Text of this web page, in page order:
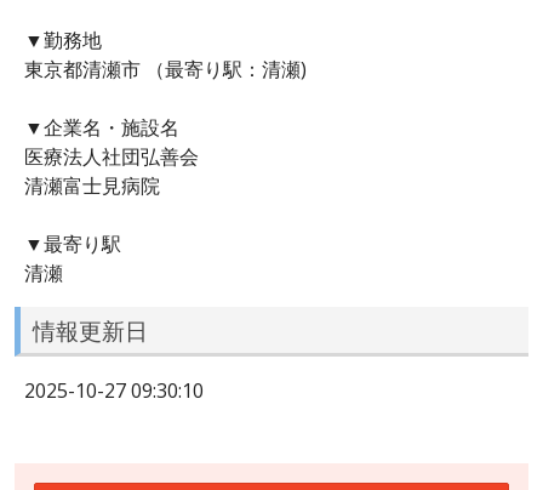
▼勤務地
東京都清瀬市 （最寄り駅：清瀬)
▼企業名・施設名
医療法人社団弘善会
清瀬富士見病院
▼最寄り駅
清瀬
情報更新日
2025-10-27 09:30:10